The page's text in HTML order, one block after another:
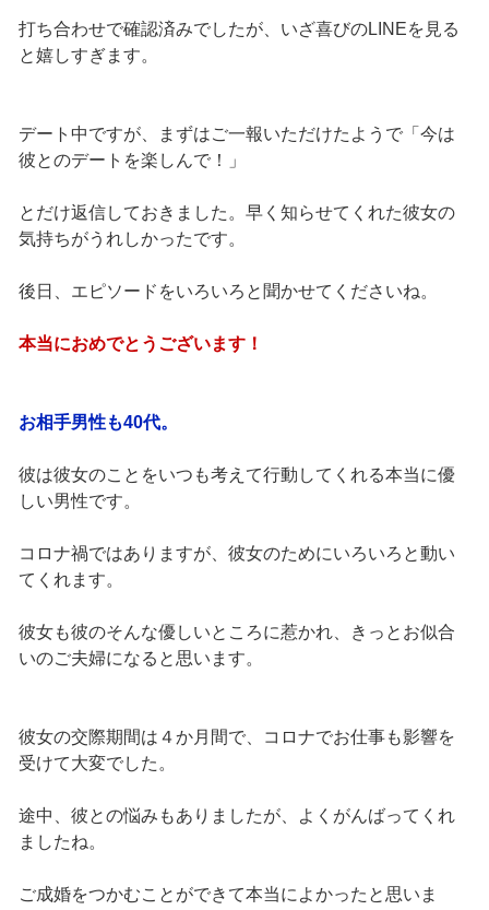
打ち合わせで確認済みでしたが、いざ喜びのLINEを見る
と嬉しすぎます。
デート中ですが、まずはご一報いただけたようで「今は
彼とのデートを楽しんで！」
とだけ返信しておきました。早く知らせてくれた彼女の
気持ちがうれしかったです。
後日、エピソードをいろいろと聞かせてくださいね。
本当におめでとうございます！
お相手男性も40代。
彼は彼女のことをいつも考えて行動してくれる本当に優
しい男性です。
コロナ禍ではありますが、彼女のためにいろいろと動い
てくれます。
彼女も彼のそんな優しいところに惹かれ、きっとお似合
いのご夫婦になると思います。
彼女の交際期間は４か月間で、コロナでお仕事も影響を
受けて大変でした。
途中、彼との悩みもありましたが、よくがんばってくれ
ましたね。
ご成婚をつかむことができて本当によかったと思いま